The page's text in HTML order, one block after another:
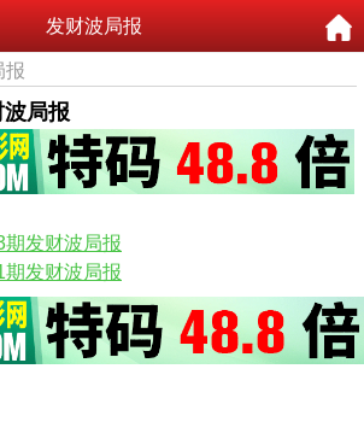
发财波局报
报
局报
发财波局报
发财波局报